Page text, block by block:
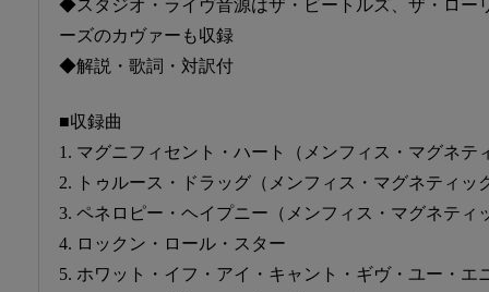
◆スタジオ・ライヴ音源はザ・ビートルズ、ザ・ロー
ーズのカヴァーも収録
◆解説・歌詞・対訳付
■収録曲
1. マグニフィセント・ハート（メンフィス・マグネテ
2. トゥルース・ドラッグ（メンフィス・マグネティッ
3. ペネロピー・ヘイプニー（メンフィス・マグネティ
4. ロックン・ロール・スター
5. ホワット・イフ・アイ・キャント・ギヴ・ユー・エ